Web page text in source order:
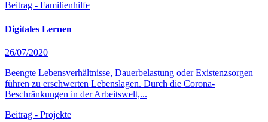
Beitrag - Familienhilfe
Digitales Lernen
26/07/2020
Beengte Lebensverhältnisse, Dauerbelastung oder Existenzsorgen
führen zu erschwerten Lebenslagen. Durch die Corona-
Beschränkungen in der Arbeitswelt,...
Beitrag - Projekte